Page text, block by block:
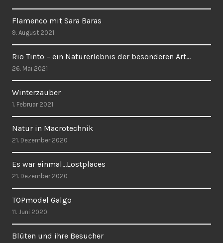
Flamenco mit Sara Baras
9. August 2021
Rio Tinto – ein Naturerlebnis der besonderen Art…
26. Mai 2021
Winterzauber
1. Februar 2021
Natur in Macrotechnik
21. Dezember 2020
Es war einmal…Lostplaces
21. Dezember 2020
TOPmodel Galgo
11. Juni 2020
Blüten und ihre Besucher